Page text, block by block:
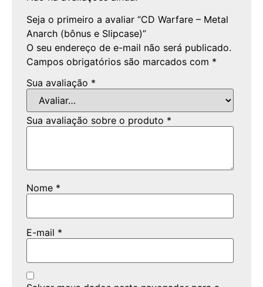
Seja o primeiro a avaliar “CD Warfare – Metal
Anarch (bônus e Slipcase)”
O seu endereço de e-mail não será publicado.
Campos obrigatórios são marcados com *
Sua avaliação *
Sua avaliação sobre o produto *
Nome *
E-mail *